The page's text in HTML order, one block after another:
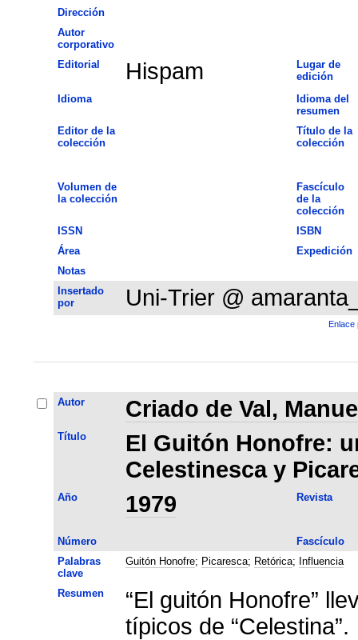
Dirección
Autor
corporativo
Editorial
Hispam
Lugar de
edición
Idioma
Idioma del
resumen
Editor de la
colección
Título de la
colección
Volumen de
la colección
Fascículo
de la
colección
ISSN
ISBN
Área
Expedición
Notas
Insertado
por
Uni-Trier @
Enlace
Autor Criado de Val,
Título
El Guitón Honofre:
Celestinesca y
Año 1979 Revista
Número
Fascículo
Palabras
clave
Guitón Honofre; Picaresca; Retórica; Influencia
Resumen
“El guitón Honofre”
típicos de “Celestina”.